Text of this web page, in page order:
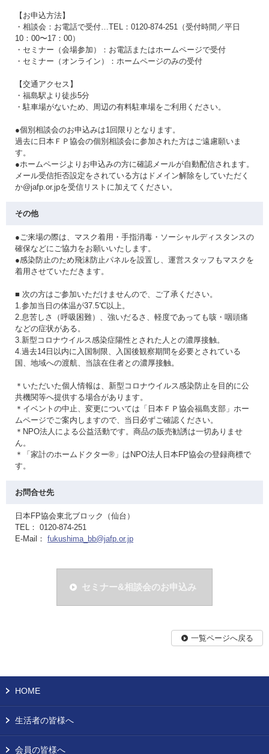
【お申込方法】
・相談会：お電話で受付…TEL：0120-874-251（受付時間／平日
10：00〜17：00）
・セミナー（会場参加）：お電話またはホームページで受付
・セミナー（オンライン）：ホームページのみの受付
【交通アクセス】
・福島駅より徒歩5分
・駐車場がないため、周辺の有料駐車場をご利用ください。
●個別相談会のお申込みは1回限りとなります。
過去に日本ＦＰ協会の個別相談会に参加された方はご遠慮願いま
す。
●ホームページよりお申込みの方に確認メールが自動配信されます。
メール受信拒否設定をされている方はドメイン解除をしていただく
か@jafp.or.jpを受信リストに加えてください。
その他
●ご来場の際は、マスク着用・手指消毒・ソーシャルディスタンスの
確保などにご協力をお願いいたします。
●感染防止のため飛沫防止パネルを設置し、運営スタッフもマスクを
着用させていただきます。
■ 次の方はご参加いただけませんので、ご了承ください。
1.参加当日の体温が37.5℃以上。
2.息苦しさ（呼吸困難）、強いだるさ、軽度であっても咳・咽頭痛
などの症状がある。
3.新型コロナウイルス感染症陽性とされた人との濃厚接触。
4.過去14日以内に入国制限、入国後観察期間を必要とされている
国、地域への渡航、当該在住者との濃厚接触。
＊いただいた個人情報は、新型コロナウイルス感染防止を目的に公
共機関等へ提供する場合があります。
＊イベントの中止、変更については「日本ＦＰ協会福島支部」ホー
ムページでご案内しますので、当日必ずご確認ください。
＊NPO法人による公益活動です。商品の販売勧誘は一切ありませ
ん。
＊「家計のホームドクター®」はNPO法人日本FP協会の登録商標で
す。
お問合せ先
日本FP協会東北ブロック（仙台）
TEL： 0120-874-251
E-Mail： fukushima_bb@jafp.or.jp
セミナー&相談会のお申込み
一覧ページへ戻る
HOME
生活者の皆様へ
会員の皆様へ